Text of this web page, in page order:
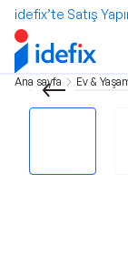
idefix’te Satış
Ana sayfa Ev &